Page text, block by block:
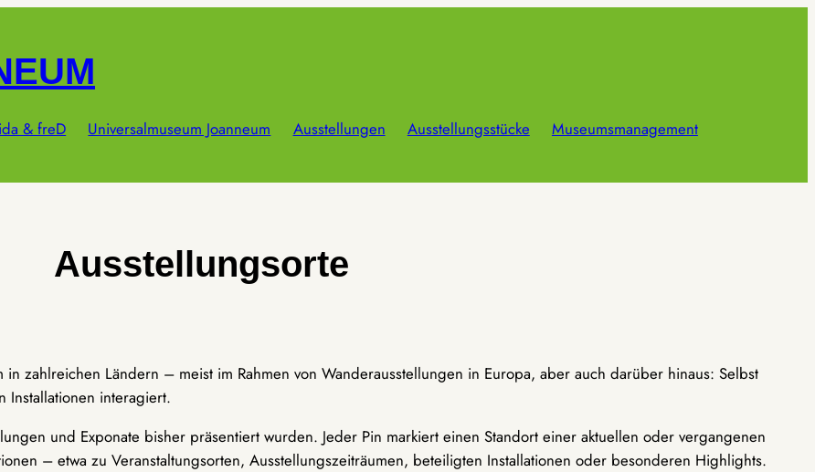
& freD Universalmuseum Joanneum Ausstellungen Ausstellungsstücke
Museumsmanagement
Ausstellungsorte
zahlreichen Ländern – meist im Rahmen von Wanderausstellungen in Europa, aber auch darüber hinaus: Selbst
Installationen interagiert.
und Exponate bisher präsentiert wurden. Jeder Pin markiert einen Standort einer aktuellen oder vergangenen
– etwa zu Veranstaltungsorten, Ausstellungszeiträumen, beteiligten Installationen oder besonderen Highlights.